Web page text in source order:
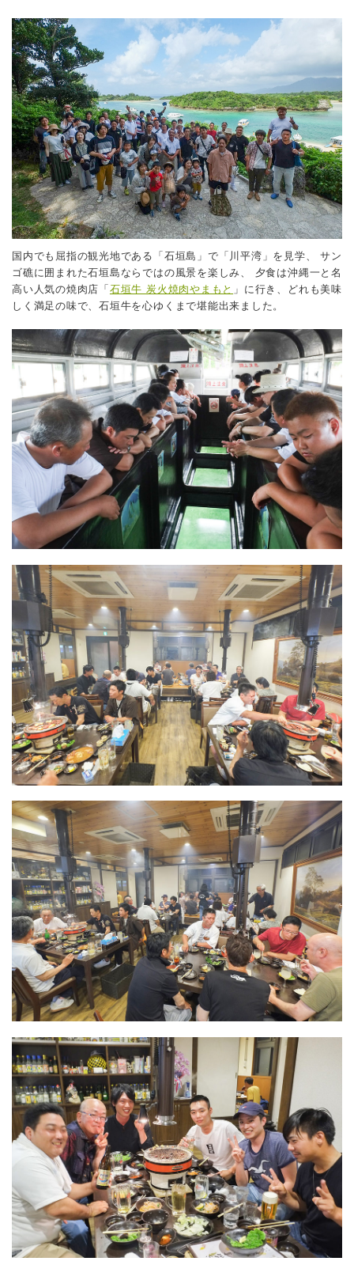
国内でも屈指の観光地である「石垣島」で「川平湾」を見学、
サン
ゴ礁に囲まれた石垣島ならではの風景を楽しみ、
夕食は沖縄一と名
高い人気の焼肉店「石垣牛 炭火焼肉やまもと 」に行き、どれも美味
しく満足の味で、石垣牛を心ゆくまで堪能出来ました。